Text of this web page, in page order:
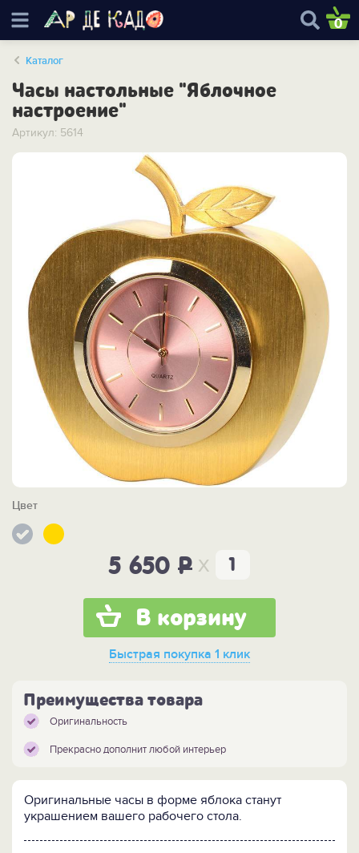
0
Каталог
Часы настольные "Яблочное
настроение"
Артикул: 5614
Цвет
5 650 P x
В корзину
Быстрая покупка 1 клик
Преимущества товара
Оригинальность
Прекрасно дополнит любой интерьер
Оригинальные часы в форме яблока станут
украшением вашего рабочего стола.